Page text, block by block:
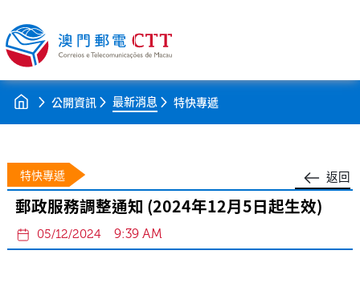
公開資訊 最新消息 特快專遞
返回
特快專遞
郵政服務調整通知 (2024年12月5日起生效)
05/12/2024 9:39 AM